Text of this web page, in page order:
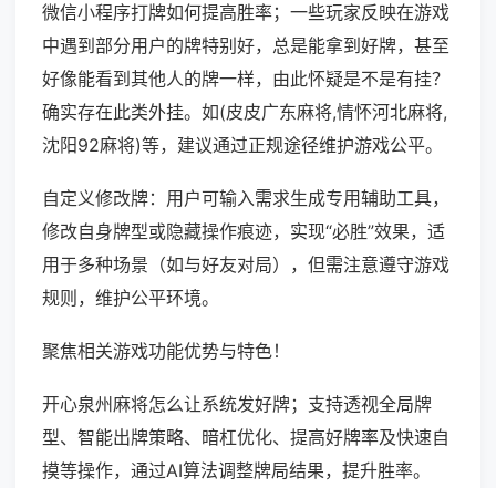
微信小程序打牌如何提高胜率；一些玩家反映在游戏
中遇到部分用户的牌特别好，总是能拿到好牌，甚至
好像能看到其他人的牌一样，由此怀疑是不是有挂？
确实存在此类外挂。如(皮皮广东麻将,情怀河北麻将,
沈阳92麻将)等，建议通过正规途径维护游戏公平。
自定义修改牌：用户可输入需求生成专用辅助工具，
修改自身牌型或隐藏操作痕迹，实现“必胜”效果，适
用于多种场景（如与好友对局），但需注意遵守游戏
规则，维护公平环境。
聚焦相关游戏功能优势与特色！
开心泉州麻将怎么让系统发好牌；支持透视全局牌
型、智能出牌策略、暗杠优化、提高好牌率及快速自
摸等操作，通过AI算法调整牌局结果，提升胜率。